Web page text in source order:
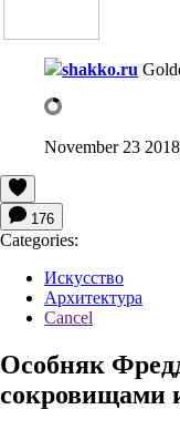
shakko.ru
November 23
176
Categories:
Искусство
Архитектура
Cancel
Особняк
сокровищами